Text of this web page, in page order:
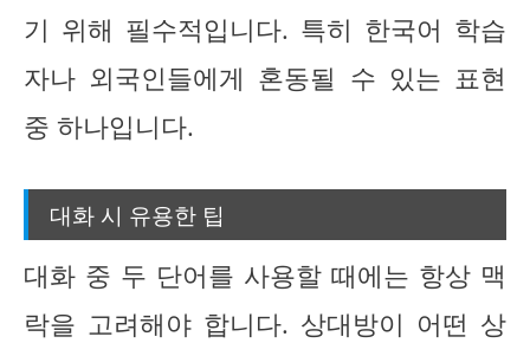
기 위해 필수적입니다. 특히 한국어 학습
자나 외국인들에게 혼동될 수 있는 표현
중 하나입니다.
대화 시 유용한 팁
대화 중 두 단어를 사용할 때에는 항상 맥
락을 고려해야 합니다. 상대방이 어떤 상